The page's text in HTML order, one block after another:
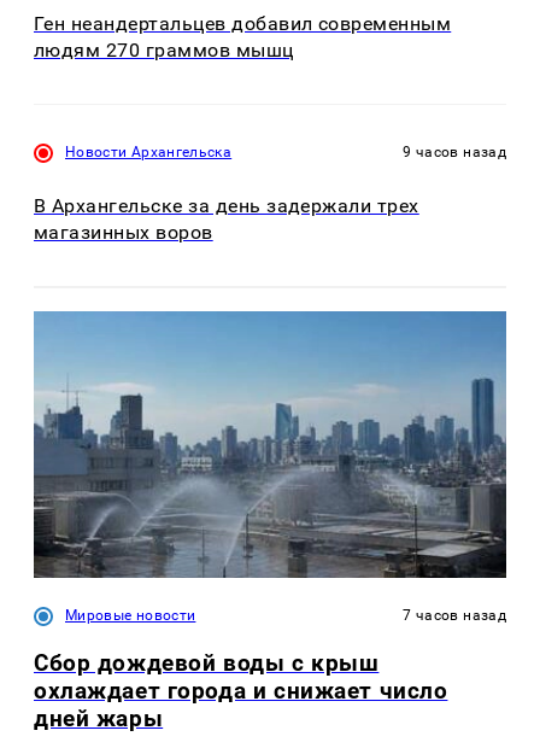
Ген неандертальцев добавил современным
людям 270 граммов мышц
Новости Архангельска 9 часов назад
В Архангельске за день задержали трех
магазинных воров
Мировые новости 7 часов назад
Сбор дождевой воды с крыш
охлаждает города и снижает число
дней жары